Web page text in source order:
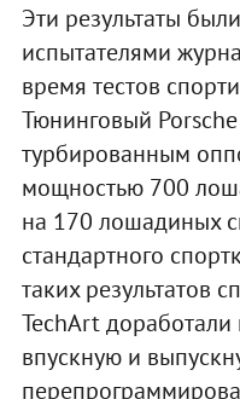
Эти результаты
испытателями
время тестов
Тюнинговый
турбированным
мощностью 700
на 170 лошадиных
стандартного
таких результатов
TechArt доработали
впускную и